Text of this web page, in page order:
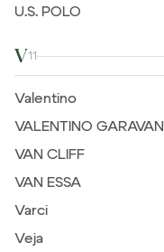
U.S. POLO
V11
Valentino
VALENTINO GARAVANI
VAN CLIFF
VAN ESSA
Varci
Veja